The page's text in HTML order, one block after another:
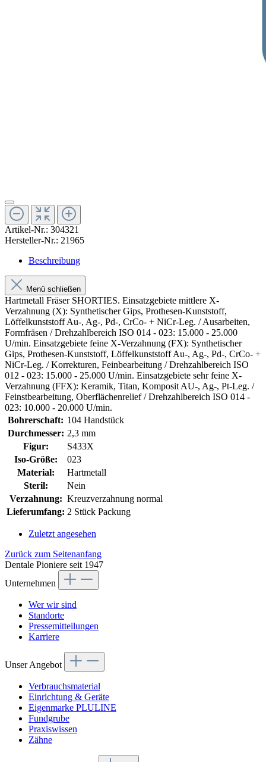
Artikel-Nr.: 304321
Hersteller-Nr.: 21965
Beschreibung
Menü schließen
Hartmetall Fräser SHORTIES. Einsatzgebiete mittlere X-
Verzahnung (X): Synthetischer Gips, Prothesen-Kunststoff,
Löffelkunststoff Au-, Ag-, Pd-, CrCo- + NiCr-Leg. / Ausarbeiten,
Formfräsen / Drehzahlbereich ISO 014 - 023: 15.000 - 25.000
U/min. Einsatzgebiete feine X-Verzahnung (FX): Synthetischer
Gips, Prothesen-Kunststoff, Löffelkunststoff Au-, Ag-, Pd-, CrCo- +
NiCr-Leg. / Korrekturen, Feinbearbeitung / Drehzahlbereich ISO
012 - 023: 15.000 - 25.000 U/min. Einsatzgebiete sehr feine X-
Verzahnung (FFX): Keramik, Titan, Komposit AU-, Ag-, Pt-Leg. /
Feinstbearbeitung, Oberflächenrelief / Drehzahlbereich ISO 014 -
023: 10.000 - 20.000 U/min.
Bohrerschaft: 104 Handstück
Durchmesser: 2,3 mm
Figur:
S433X
Iso-Größe:
023
Material:
Hartmetall
Steril:
Nein
Verzahnung: Kreuzverzahnung normal
Lieferumfang: 2 Stück Packung
Zuletzt angesehen
Zurück zum Seitenanfang
Dentale Pioniere seit 1947
Unternehmen
Wer wir sind
Standorte
Pressemitteilungen
Karriere
Unser Angebot
Verbrauchsmaterial
Einrichtung & Geräte
Eigenmarke PLULINE
Fundgrube
Praxiswissen
Zähne